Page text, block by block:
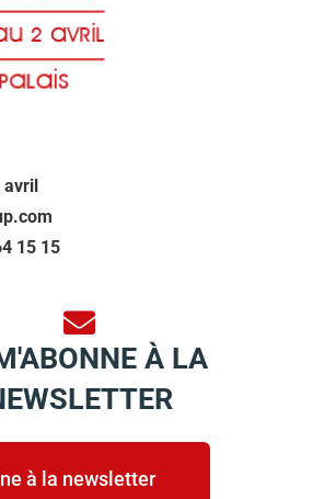
15 15
À LA
à la newsletter